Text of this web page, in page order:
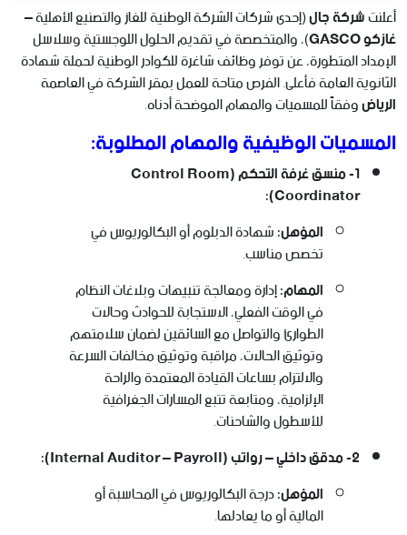
أعلنتشركة جال(إحدى شركات الشركة الوطنية للغاز والتصنيع الأهلية –
غازكو GASCO )، والمتخصصة في تقديم الحلول اللوجستية وسلاسل
الإمداد المتطورة، عن توفر وظائف شاغرة للكوادر الوطنية لحملة شهادة
الثانوية العامة فأعلى. الفرص متاحة للعمل بمقر الشركة في العاصمة
الرياضوفقاً للمسميات والمهام الموضحة أدناه.
المسميات الوظيفية والمهام المطلوبة:
1- منسق غرفة التحكم (Control Room
Coordinator):
المؤهل:شهادة الدبلوم أو البكالوريوس في
تخصص مناسب.
المهام:إدارة ومعالجة تنبيهات وبلاغات النظام
في الوقت الفعلي، الاستجابة للحوادث وحالات
الطوارئ والتواصل مع السائقين لضمان سلامتهم
وتوثيق الحالات، مراقبة وتوثيق مخالفات السرعة
والالتزام بساعات القيادة المعتمدة والراحة
الإلزامية، ومتابعة تتبع المسارات الجغرافية
للأسطول والشاحنات.
2- مدقق داخلي – رواتب (Internal Auditor – Payroll):
المؤهل:درجة البكالوريوس في المحاسبة أو
المالية أو ما يعادلها.